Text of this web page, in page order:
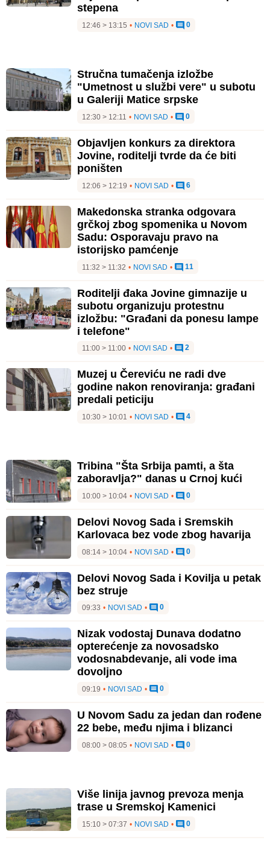
stepena
12:46 > 13:15 • NOVI SAD • 0
Stručna tumačenja izložbe
"Umetnost u službi vere" u subotu
u Galeriji Matice srpske
12:30 > 12:11 • NOVI SAD • 0
Objavljen konkurs za direktora
Jovine, roditelji tvrde da će biti
poništen
12:06 > 12:19 • NOVI SAD • 6
Makedonska stranka odgovara
grčkoj zbog spomenika u Novom
Sadu: Osporavaju pravo na
istorijsko pamćenje
11:32 > 11:32 • NOVI SAD • 11
Roditelji đaka Jovine gimnazije u
subotu organizuju protestnu
izložbu: "Građani da ponesu lampe
i telefone"
11:00 > 11:00 • NOVI SAD • 2
Muzej u Čereviću ne radi dve
godine nakon renoviranja: građani
predali peticiju
10:30 > 10:01 • NOVI SAD • 4
Tribina "Šta Srbija pamti, a šta
zaboravlja?" danas u Crnoj kući
10:00 > 10:04 • NOVI SAD • 0
Delovi Novog Sada i Sremskih
Karlovaca bez vode zbog havarija
08:14 > 10:04 • NOVI SAD • 0
Delovi Novog Sada i Kovilja u petak
bez struje
09:33 • NOVI SAD • 0
Nizak vodostaj Dunava dodatno
opterećenje za novosadsko
vodosnabdevanje, ali vode ima
dovoljno
09:19 • NOVI SAD • 0
U Novom Sadu za jedan dan rođene
22 bebe, među njima i blizanci
08:00 > 08:05 • NOVI SAD • 0
Više linija javnog prevoza menja
trase u Sremskoj Kamenici
15:10 > 07:37 • NOVI SAD • 0